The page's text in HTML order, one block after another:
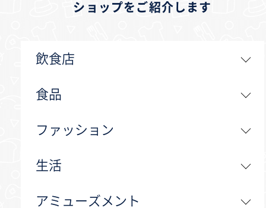
ショップをご紹介します
飲食店
食品
ファッション
生活
アミューズメント